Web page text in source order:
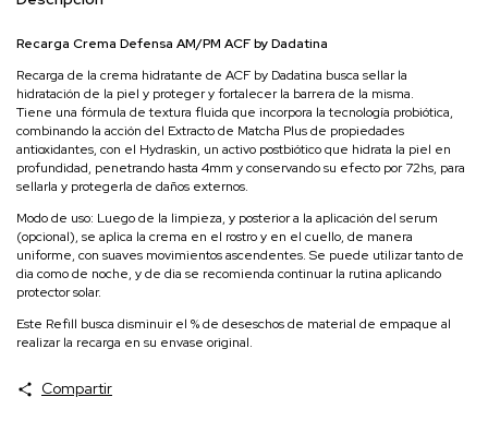
Recarga Crema Defensa AM/PM ACF by Dadatina
Recarga de la crema hidratante de ACF by Dadatina busca sellar la
hidratación de la piel y proteger y fortalecer la barrera de la misma.
Tiene una fórmula de textura fluida que incorpora la tecnología probiótica,
combinando la acción del Extracto de Matcha Plus de propiedades
antioxidantes, con el Hydraskin, un activo postbiótico que hidrata la piel en
profundidad, penetrando hasta 4mm y conservando su efecto por 72hs, para
sellarla y protegerla de daños externos.
Modo de uso: Luego de la limpieza, y posterior a la aplicación del serum
(opcional), se aplica la crema en el rostro y en el cuello, de manera
uniforme, con suaves movimientos ascendentes. Se puede utilizar tanto de
dia como de noche, y de dia se recomienda continuar la rutina aplicando
protector solar.
Este Refill busca disminuir el % de deseschos de material de empaque al
realizar la recarga en su envase original.
Compartir